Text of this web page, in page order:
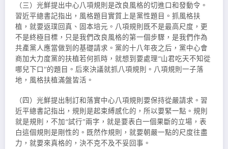
（三）光鮮提出中心八項規則是改良風格的切進口和發動令。
習近平總書記指出，風格題目實質上是黨性題目。抓風格扶
植，就要返璞回真、固本培元。八項規則既不是最高尺度，更
不是終極目標，只是我們改良風格的第一個步驟，是我們作為
共產黨人應當做到的基礎請求。黨的十八年夜之后，黨中心會
商加大力度黨的扶植若何抓時，就想到要處理“山君吃天不知從
哪兒下口”的題目。后來決議就抓八項規則。八項規則一子落
地，風格扶植滿盤皆活。
（四）光鮮提出制訂和落實中心八項規則要保持從嚴請求。習
近平總書記指出，規則是起束縛感化的，所以要緊一點。規則
就是規則，不加“試行”兩字，就是要表白一個果斷的立場，表
白這個規則是剛性的。既然作規則，就要朝嚴一點的尺度往盡
力，就要來真格的，決不克不及不妥回事。